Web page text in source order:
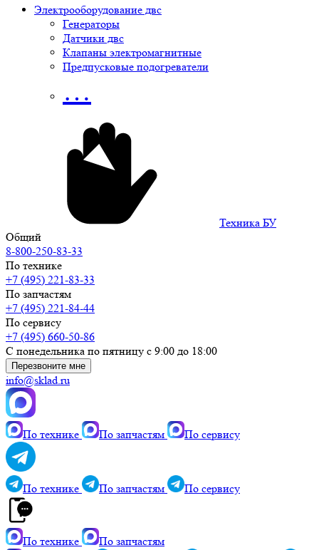
Электрооборудование двс
Генераторы
Датчики двс
Клапаны электромагнитные
Предпусковые подогреватели
…
Техника БУ
Общий
8-800-250-83-33
По технике
+7 (495) 221-83-33
По запчастям
+7 (495) 221-84-44
По сервису
+7 (495) 660-50-86
С понедельника по пятницу с 9:00 до 18:00
Перезвоните мне
info@sklad.ru
По технике По запчастям По сервису
По технике По запчастям По сервису
По технике
По запчастям